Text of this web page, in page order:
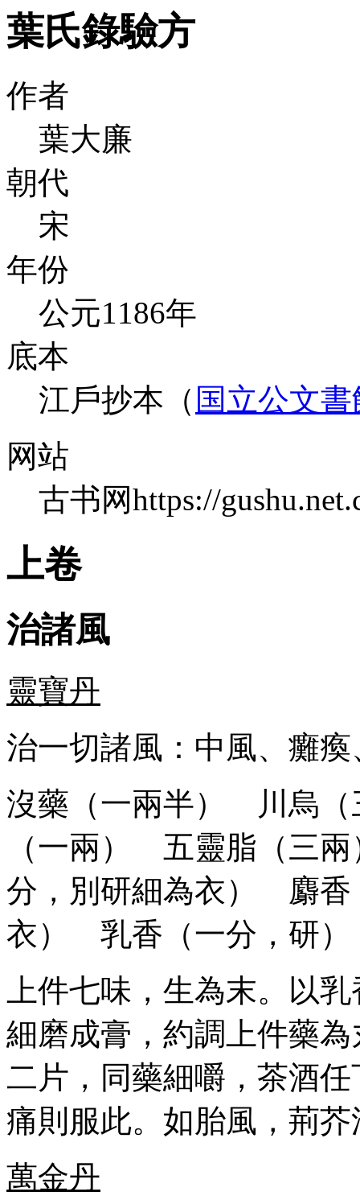
葉氏錄驗方
作者
葉大廉
朝代
宋
年份
公元1186年
底本
江戶抄本（ 国立公文
网站
古书网https://
上卷
治諸風
靈寶丹
治一切諸風：中風、癱
沒藥（一兩半） 川烏
（一兩） 五靈脂（三
分，別研細為衣） 麝香
衣） 乳香（一分，研）
上件七味，生為末。以
細磨成膏，約調上件藥
二片，同藥細嚼，茶酒
痛則服此。如胎風，荊芥
萬金丹